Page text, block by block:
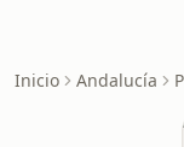
Inicio Andalucía